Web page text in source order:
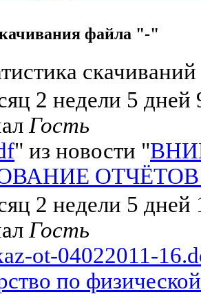
файла "-"
2 недели 5
Гость
" из новости "
ОТЧЁТОВ
2 недели 5
Гость
ot-04022011-
по